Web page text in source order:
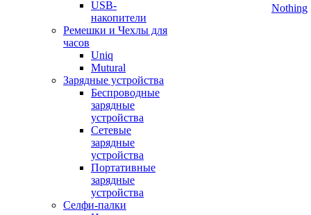
USB-
накопители
Ремешки и Чехлы для
часов
Uniq
Mutural
Зарядные устройства
Беспроводные
зарядные
устройства
Сетевые
зарядные
устройства
Портативные
зарядные
устройства
Селфи-палки
Nothing